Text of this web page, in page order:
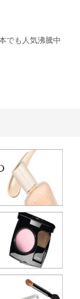
でも人気沸騰中